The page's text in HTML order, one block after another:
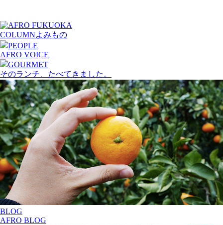
COLUMNよみもの
PEOPLE
AFRO VOICE
GOURMET
そのランチ、たべてきました。
BLOG
AFRO BLOG